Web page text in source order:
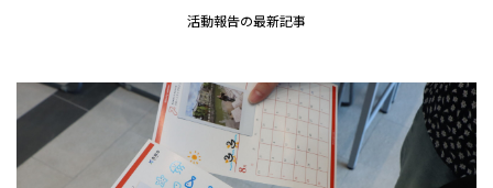
活動報告の最新記事